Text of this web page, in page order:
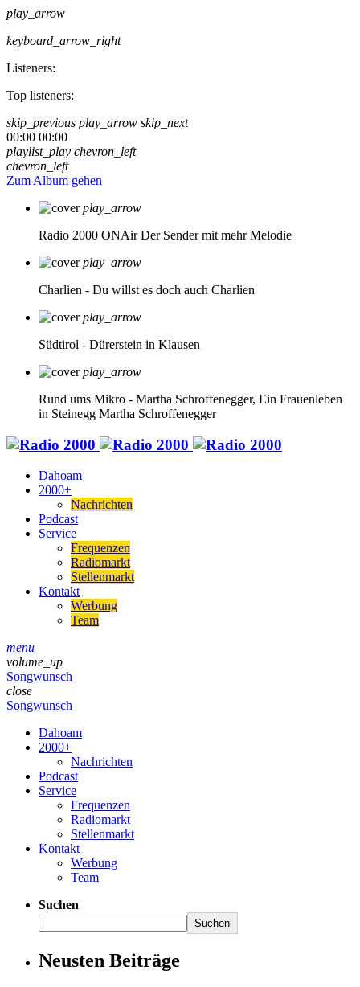
play_arrow
keyboard_arrow_right
Listeners:
Top listeners:
skip_previous play_arrow skip_next
00:00 00:00
playlist_play chevron_left
chevron_left
Zum Album gehen
play_arrow
Radio 2000 ONAir Der Sender mit mehr Melodie
play_arrow
Charlien - Du willst es doch auch Charlien
play_arrow
Südtirol - Dürerstein in Klausen
play_arrow
Rund ums Mikro - Martha Schroffenegger, Ein Frauenleben
in Steinegg Martha Schroffenegger
Dahoam
2000+
Nachrichten
Podcast
Service
Frequenzen
Radiomarkt
Stellenmarkt
Kontakt
Werbung
Team
menu
volume_up
Songwunsch
close
Songwunsch
Dahoam
2000+
Nachrichten
Podcast
Service
Frequenzen
Radiomarkt
Stellenmarkt
Kontakt
Werbung
Team
Suchen
Suchen
Neusten Beiträge